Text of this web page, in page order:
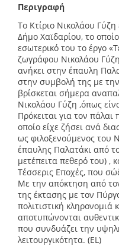
Περιγραφή
Το Κτίριο Νικολάου Γύζη
Δήμο Χαϊδαρίου, το
εσωτερικό του το έργο
ζωγράφου Νικολάου
ανήκει στην έπαυλη
στην συμβολή της με
βρίσκεται σήμερα
Νικολάου Γύζη ,όπως
Πρόκειται για τον
οποίο είχε ζήσει ανά
ως φιλοξενούμενος του
έπαυλης Παλατάκι από
μετέπειτα πεθερό του) ,
Τέσσερις Εποχές, που
Με την απόκτηση από
της έκτασης με τον
πολιτιστική κληρονομιά
αποτυπώνονται
που συνδυάζει την
λειτουργικότητα. (EL)